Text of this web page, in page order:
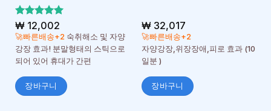
5 중에서
5로 평가
됨
₩12,002
🚀빠른배송+2숙취해소 및 자양
강장 효과! 분말형태의 스틱으로
되어 있어 휴대가 간편
장바구니
₩32,017
🚀빠른배송+2
자양강장,위장장애,피로 효과 (10
일분 )
장바구니